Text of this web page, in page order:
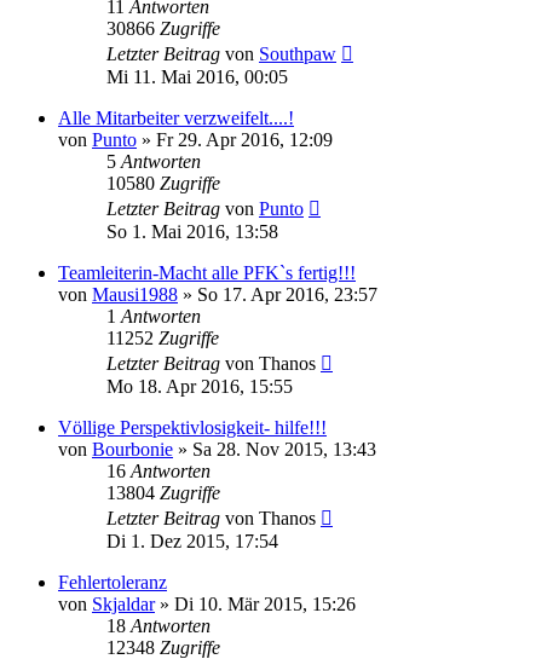
11 Antworten
30866 Zugriffe
Letzter Beitrag von Southpaw
Mi 11. Mai 2016, 00:05
Alle Mitarbeiter verzweifelt....!
von Punto » Fr 29. Apr 2016, 12:09
5 Antworten
10580 Zugriffe
Letzter Beitrag von Punto
So 1. Mai 2016, 13:58
Teamleiterin-Macht alle PFK`s fertig!!!
von Mausi1988 » So 17. Apr 2016, 23:57
1 Antworten
11252 Zugriffe
Letzter Beitrag von Thanos
Mo 18. Apr 2016, 15:55
Völlige Perspektivlosigkeit- hilfe!!!
von Bourbonie » Sa 28. Nov 2015, 13:43
16 Antworten
13804 Zugriffe
Letzter Beitrag von Thanos
Di 1. Dez 2015, 17:54
Fehlertoleranz
von Skjaldar» Di 10. Mär 2015, 15:26
18 Antworten
12348 Zugriffe